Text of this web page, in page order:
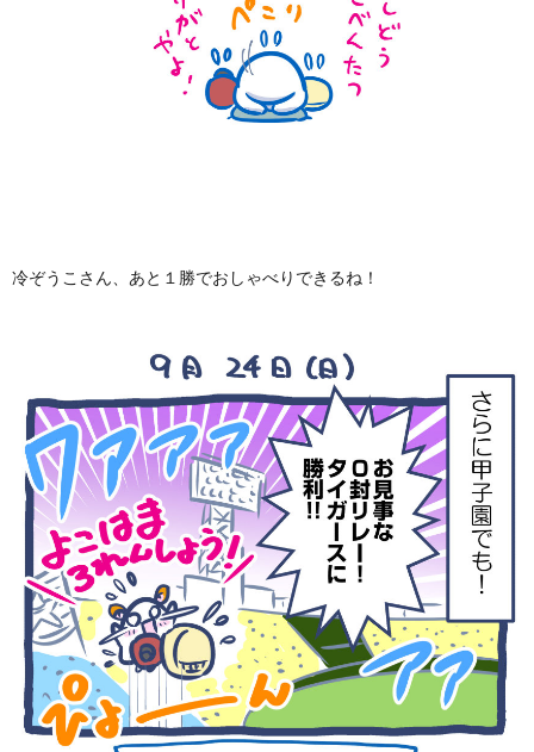
冷ぞうこさん、あと１勝でおしゃべりできるね！